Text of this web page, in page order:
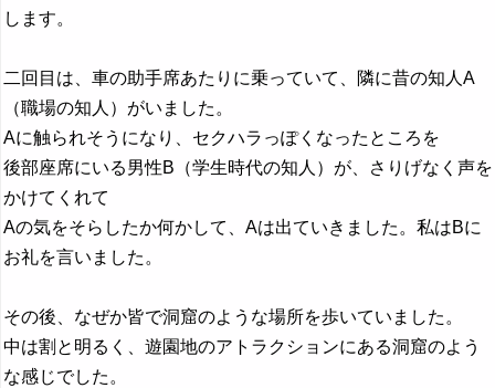
します。
二回目は、車の助手席あたりに乗っていて、隣に昔の知人A
（職場の知人）がいました。
Aに触られそうになり、セクハラっぽくなったところを
後部座席にいる男性B（学生時代の知人）が、さりげなく声を
かけてくれて
Aの気をそらしたか何かして、Aは出ていきました。私はBに
お礼を言いました。
その後、なぜか皆で洞窟のような場所を歩いていました。
中は割と明るく、遊園地のアトラクションにある洞窟のよう
な感じでした。